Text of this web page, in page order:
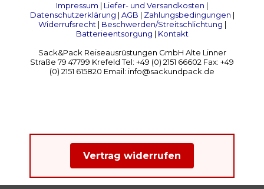
Impressum | Liefer- und Versandkosten |
Datenschutzerklärung | AGB | Zahlungsbedingungen |
Widerrufsrecht| Beschwerden/Streitschlichtung |
Batterieentsorgung | Kontakt
Sack&Pack Reiseausrüstungen GmbH Alte Linner
Straße 79 47799 Krefeld Tel: +49 (0) 2151 66602 Fax: +49
(0) 2151 615820 Email: info@sackundpack.de
Vertrag widerrufen